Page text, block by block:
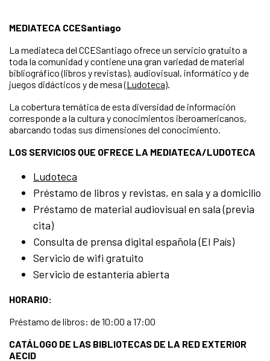
MEDIATECA CCESantiago
La mediateca del CCESantiago ofrece un servicio gratuito a
toda la comunidad y contiene una gran variedad de material
bibliográfico (libros y revistas), audiovisual, informático y de
juegos didácticos y de mesa (Ludoteca).
La cobertura temática de esta diversidad de información
corresponde a la cultura y conocimientos iberoamericanos,
abarcando todas sus dimensiones del conocimiento.
LOS SERVICIOS QUE OFRECE LA MEDIATECA/LUDOTECA
Ludoteca
Préstamo de libros y revistas, en sala y a domicilio
Préstamo de material audiovisual en sala (previa
cita)
Consulta de prensa digital española (El País)
Servicio de wifi gratuito
Servicio de estantería abierta
HORARIO:
Préstamo de libros: de 10:00 a 17:00
CATÁLOGO DE LAS BIBLIOTECAS DE LA RED EXTERIOR
AECID